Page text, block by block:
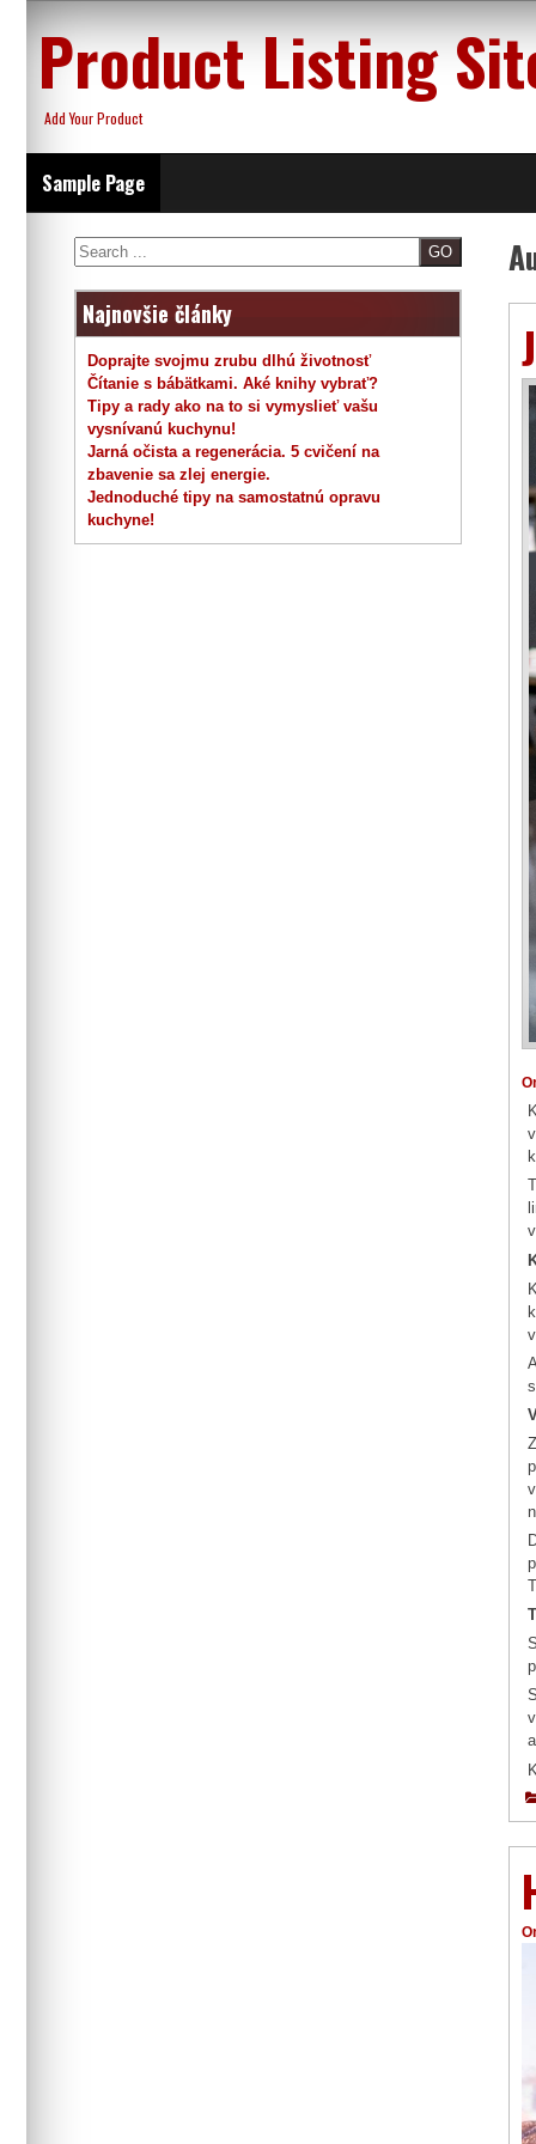
content
Product Listing
Add Your Product
Sample Page
Search
Najnovšie články
Doprajte svojmu zrubu dlhú životnosť
Čítanie s bábätkami. Aké knihy vybrať?
Tipy a rady ako na to si vymyslieť vašu
vysnívanú kuchynu!
Jarná očista a regenerácia. 5 cvičení na
zbavenie sa zlej energie.
Jednoduché tipy na samostatnú opravu
kuchyne!